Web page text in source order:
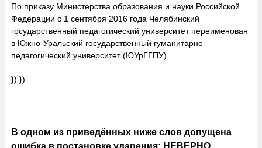
По приказу Министерства образования и науки Российской
Федерации с 1 сентября 2016 года Челябинский
государственный педагогический университет переименован
в Южно-Уральский государственный гуманитарно-
педагогический университет (ЮУрГГПУ).
}) })
В одном из приведённых ниже слов допущена
ошибка в постановке ударения: НЕВЕРНО